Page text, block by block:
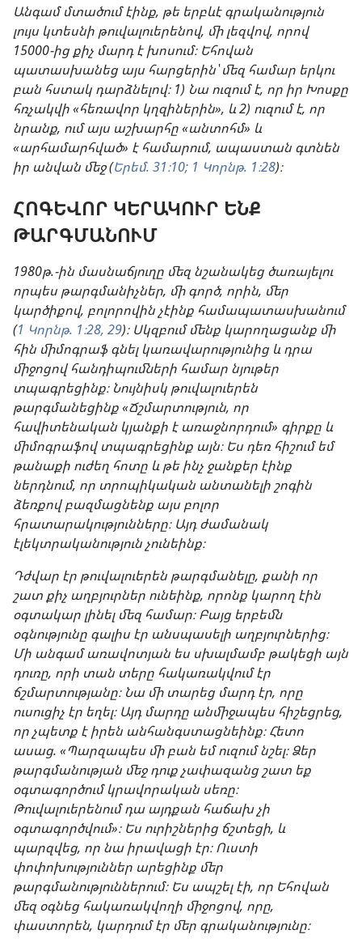
Անգամ մտածում էինք, թե երբևէ գրականություն
լույս կտեսնի թուվալուերենով, մի լեզվով, որով
15000-ից քիչ մարդ է խոսում։ Եհովան
պատասխանեց այս հարցերին՝ մեզ համար երկու
բան հստակ դարձնելով։ 1) Նա ուզում է, որ իր Խոսքը
հռչակվի «հեռավոր կղզիներին», և 2) ուզում է, որ
նրանք, ում այս աշխարհը «անտոհմ» և
«արհամարհված» է համարում, ապաստան գտնեն
իր անվան մեջ (Երեմ. 31։10; 1 Կորնթ. 1։28)։
ՀՈԳԵՎՈՐ ԿԵՐԱԿՈՒՐ ԵՆՔ
ԹԱՐԳՄԱՆՈՒՄ
1980թ.-ին մասնաճյուղը մեզ նշանակեց ծառայելու
որպես թարգմանիչներ, մի գործ, որին, մեր
կարծիքով, բոլորովին չէինք համապատասխանում
(1 Կորնթ. 1։28, 29)։ Սկզբում մենք կարողացանք մի
հին միմոգրաֆ գնել կառավարությունից և դրա
միջոցով հանդիպումների համար նյութեր
տպագրեցինք։ Նույնիսկ թուվալուերեն
թարգմանեցինք «Ճշմարտություն, որ
հավիտենական կյանքի է առաջնորդում» գիրքը և
միմոգրաֆով տպագրեցինք այն։ Ես դեռ հիշում եմ
թանաքի ուժեղ հոտը և թե ինչ ջանքեր էինք
ներդնում, որ տրոպիկական անտանելի շոգին
ձեռքով բազմացնենք այս բոլոր
հրատարակությունները։ Այդ ժամանակ
էլեկտրականություն չունեինք։
Դժվար էր թուվալուերեն թարգմանելը, քանի որ
շատ քիչ աղբյուրներ ունեինք, որոնք կարող էին
օգտակար լինել մեզ համար։ Բայց երբեմն
օգնությունը գալիս էր անսպասելի աղբյուրներից։
Մի անգամ առավոտյան ես սխալմամբ թակեցի այն
դուռը, որի տան տերը հակառակվում էր
ճշմարտությանը։ Նա մի տարեց մարդ էր, որը
ուսուցիչ էր եղել։ Այդ մարդը անմիջապես հիշեցրեց,
որ չպետք է իրեն անհանգստացնեինք։ Հետո
ասաց. «Պարզապես մի բան եմ ուզում նշել։ Ձեր
թարգմանության մեջ դուք չափազանց շատ եք
օգտագործում կրավորական սեռը։
Թուվալուերենում դա այդքան հաճախ չի
օգտագործվում»։ Ես ուրիշներից ճշտեցի, և
պարզվեց, որ նա իրավացի էր։ Ուստի
փոփոխություններ արեցինք մեր
թարգմանություններում։ Ես ապշել էի, որ Եհովան
մեզ օգնեց հակառակվողի միջոցով, որը,
փաստորեն, կարդում էր մեր գրականությունը։